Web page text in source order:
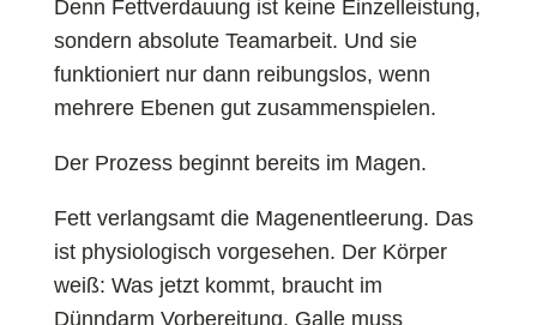
Denn Fettverdauung ist keine Einzelleistung,
sondern absolute Teamarbeit. Und sie
funktioniert nur dann reibungslos, wenn
mehrere Ebenen gut zusammenspielen.
Der Prozess beginnt bereits im Magen.
Fett verlangsamt die Magenentleerung. Das
ist physiologisch vorgesehen. Der Körper
weiß: Was jetzt kommt, braucht im
Dünndarm Vorbereitung. Galle muss